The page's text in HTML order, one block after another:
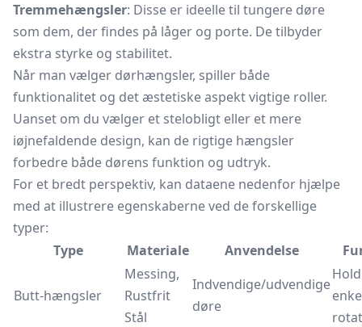
Tremmehængsler: Disse er ideelle til tungere døre
som dem, der findes på låger og porte. De tilbyder
ekstra styrke og stabilitet.
Når man vælger dørhængsler, spiller både
funktionalitet og det æstetiske aspekt vigtige roller.
Uanset om du vælger et stelobligt eller et mere
iøjnefaldende design, kan de rigtige hængsler
forbedre både dørens funktion og udtryk.
For et bredt perspektiv, kan dataene nedenfor hjælpe
med at illustrere egenskaberne ved de forskellige
typer:
Type
Materiale Anvendelse
Butt-hængsler
Messing,
Rustfrit
Stål
Indvendige/udvendige
døre